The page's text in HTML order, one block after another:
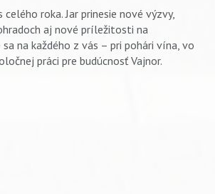
roka. Jar prinesie nové výzvy,
aj nové príležitosti na
na každého z vás – pri pohári vína, vo
práci pre budúcnosť Vajnor.